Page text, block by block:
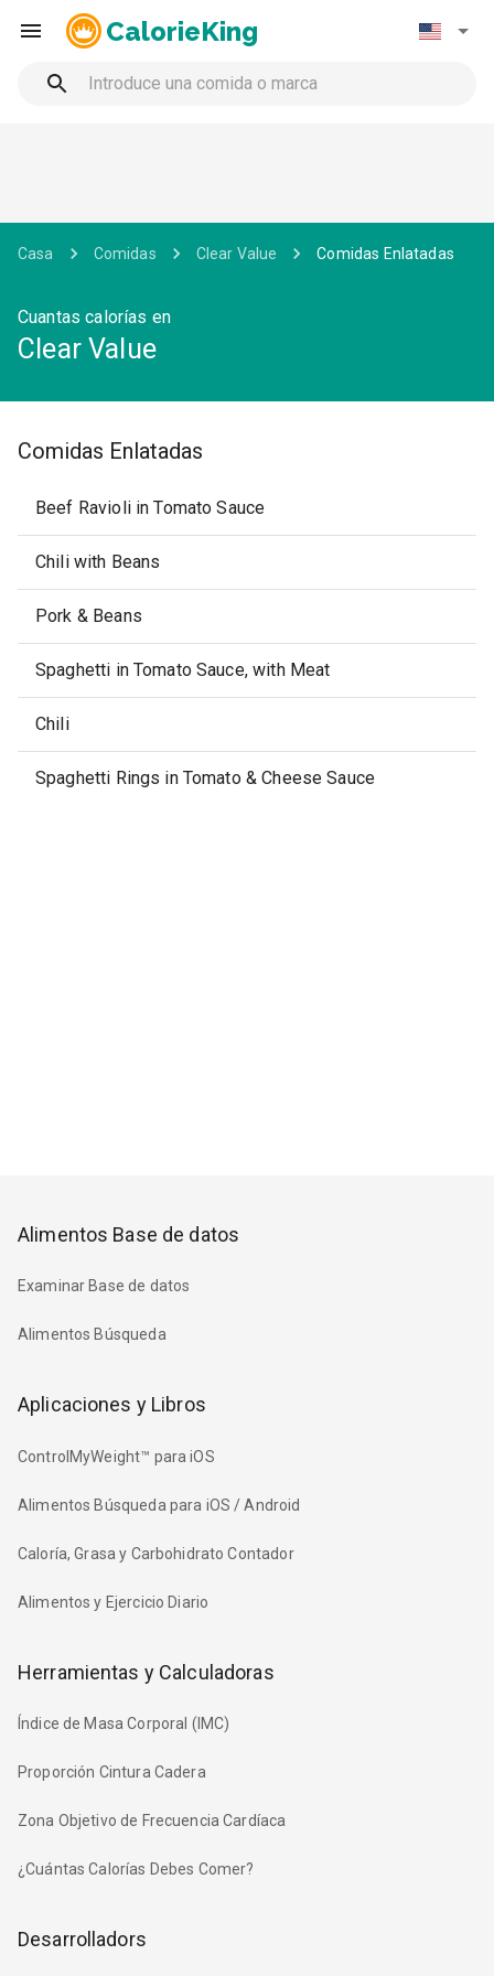
CalorieKing
Casa Comidas Clear Value Comidas Enlatadas
Cuantas calorías en
Clear Value
Comidas Enlatadas
Beef Ravioli in Tomato Sauce
Chili with Beans
Pork & Beans
Spaghetti in Tomato Sauce, with Meat
Chili
Spaghetti Rings in Tomato & Cheese Sauce
Alimentos Base de datos
Examinar Base de datos
Alimentos Búsqueda
Aplicaciones y Libros
ControlMyWeight™ para iOS
Alimentos Búsqueda para iOS / Android
Caloría, Grasa y Carbohidrato Contador
Alimentos y Ejercicio Diario
Herramientas y Calculadoras
Índice de Masa Corporal (IMC)
Proporción Cintura Cadera
Zona Objetivo de Frecuencia Cardíaca
¿Cuántas Calorías Debes Comer?
Desarrolladors